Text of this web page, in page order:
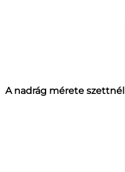
A nadrág mérete szettnél